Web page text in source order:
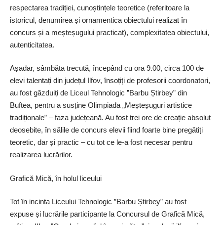
respectarea tradiției, cunoștințele teoretice (referitoare la
istoricul, denumirea și ornamentica obiectului realizat în
concurs și a meșteșugului practicat), complexitatea obiectului,
autenticitatea.
Așadar, sâmbăta trecută, începând cu ora 9.00, circa 100 de
elevi talentați din județul Ilfov, însoțiți de profesorii coordonatori,
au fost găzduiți de Liceul Tehnologic ”Barbu Știrbey” din
Buftea, pentru a susține Olimpiada „Meșteșuguri artistice
tradiționale” – faza județeană. Au fost trei ore de creație absolut
deosebite, în sălile de concurs elevii fiind foarte bine pregătiți
teoretic, dar și practic – cu tot ce le-a fost necesar pentru
realizarea lucrărilor.
Grafică Mică, în holul liceului
Tot în incinta Liceului Tehnologic ”Barbu Știrbey” au fost
expuse și lucrările participante la Concursul de Grafică Mică,